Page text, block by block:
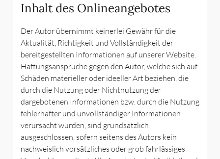
Inhalt des Onlineangebotes
Der Autor übernimmt keinerlei Gewähr für die
Aktualität, Richtigkeit und Vollständigkeit der
bereitgestellten Informationen auf unserer Website.
Haftungsansprüche gegen den Autor, welche sich auf
Schäden materieller oder ideeller Art beziehen, die
durch die Nutzung oder Nichtnutzung der
dargebotenen Informationen bzw. durch die Nutzung
fehlerhafter und unvollständiger Informationen
verursacht wurden, sind grundsätzlich
ausgeschlossen, sofern seitens des Autors kein
nachweislich vorsätzliches oder grob fahrlässiges